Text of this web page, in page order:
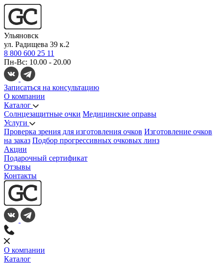
Ульяновск
ул. Радищева 39 к.2
8 800 600 25 11
Пн-Вс: 10.00 - 20.00
Записаться на консультацию
О компании
Каталог
Солнцезащитные очки Медицинские оправы
Услуги
Проверка зрения для изготовления очков Изготовление очков
на заказ Подбор прогрессивных очковых линз
Акции
Подарочный сертификат
Отзывы
Контакты
О компании
Каталог